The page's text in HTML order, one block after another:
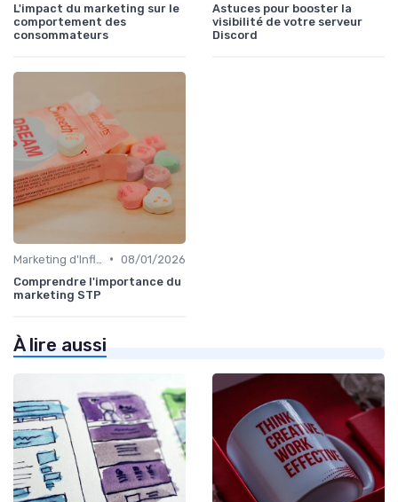
L'impact du marketing sur le
comportement des
consommateurs
Astuces pour booster la
visibilité de votre serveur
Discord
• 08/01/2026
Comprendre l'importance du
marketing STP
À lire aussi